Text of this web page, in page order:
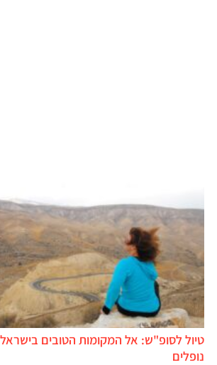
לסופ"ש: אל המקומות הטובים בישראל